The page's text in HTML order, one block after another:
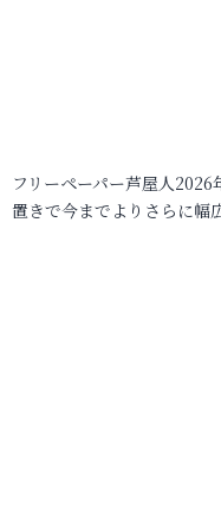
フリーペーパー芦屋人
置きで今までよりさらに幅